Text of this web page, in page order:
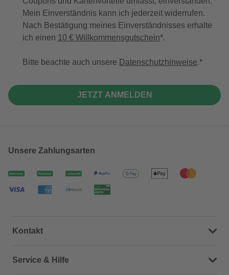
Mein Einverständnis kann ich jederzeit widerrufen.
Nach Bestätigung meines Einverständnisses erhalte
ich einen 10 € Willkommensgutschein*.
Bitte beachte auch unsere Datenschutzhinweise.
JETZT ANMELDEN
Unsere Zahlungsarten
Kontakt
Dein Kontakt zu uns
Service & Hilfe